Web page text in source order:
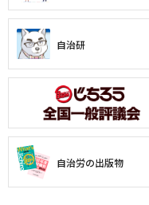
自治研
自治労の出版物